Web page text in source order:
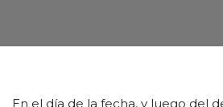
En el día de la fecha, y luego del